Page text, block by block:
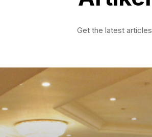
Get the latest articles